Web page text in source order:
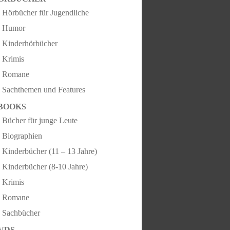
Hörbücher für Jugendliche
Humor
Kinderhörbücher
Krimis
Romane
Sachthemen und Features
Bücher für junge Leute
Biographien
Kinderbücher (11 – 13 Jahre)
Kinderbücher (8-10 Jahre)
Krimis
Romane
Sachbücher